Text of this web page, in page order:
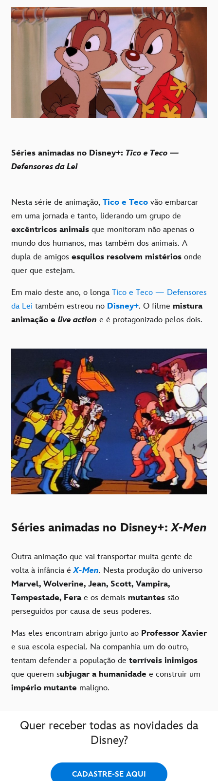
Séries animadas no Disney+: Tico e Teco —
Defensores da Lei
Nesta série de animação, Tico e Teco vão embarcar
em uma jornada e tanto, liderando um grupo de
excêntricos animais que monitoram não apenas o
mundo dos humanos, mas também dos animais. A
dupla de amigos esquilos resolvem mistérios onde
quer que estejam.
Em maio deste ano, o longa Tico e Teco — Defensores
da Lei também estreou no Disney+. O filme mistura
animação e live action e é protagonizado pelos dois.
Séries animadas no Disney+:X-Men
Outra animação que vai transportar muita gente de
volta à infância éX-Men. Nesta produção do universo
Marvel, Wolverine, Jean, Scott, Vampira,
Tempestade, Ferae os demais mutantes são
perseguidos por causa de seus poderes.
Mas eles encontram abrigo junto ao Professor Xavier
e sua escola especial. Na companhia um do outro,
tentam defender a população de terríveis inimigos
que querem subjugar a humanidade e construir um
império mutante maligno.
Quer receber todas as novidades da
Disney?
CADASTRE-SE AQUI